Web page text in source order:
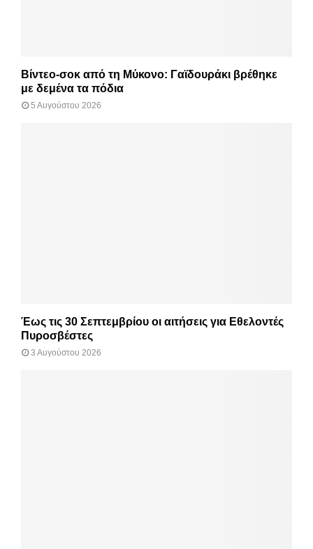
Βίντεο-σοκ από τη Μύκονο: Γαϊδουράκι βρέθηκε
με δεμένα τα πόδια
5 Αυγούστου 2026
Έως τις 30 Σεπτεμβρίου οι αιτήσεις για Εθελοντές
Πυροσβέστες
3 Αυγούστου 2026